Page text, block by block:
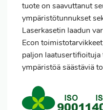
tuote on saavuttanut
ympäristötunnukset
Laserkasetin laadun
Econ
paljon
ympäristöä säästäviä